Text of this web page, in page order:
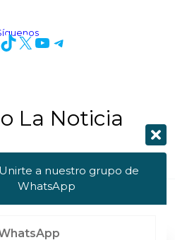
La Noticia
a nuestro grupo de
WhatsApp